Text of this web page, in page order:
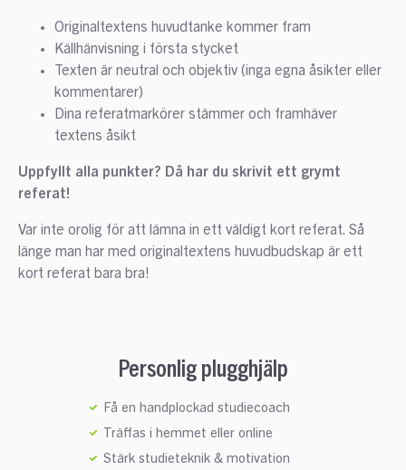
Originaltextens huvudtanke kommer fram
Källhänvisning i första stycket
Texten är neutral och objektiv (inga egna åsikter eller
kommentarer)
Dina referatmarkörer stämmer och framhäver
textens åsikt
Uppfyllt alla punkter? Då har du skrivit ett grymt
referat!
Var inte orolig för att lämna in ett väldigt kort referat. Så
länge man har med originaltextens huvudbudskap är ett
kort referat bara bra!
Personlig plugghjälp
Få en handplockad studiecoach
Träffas i hemmet eller online
Stärk studieteknik & motivation